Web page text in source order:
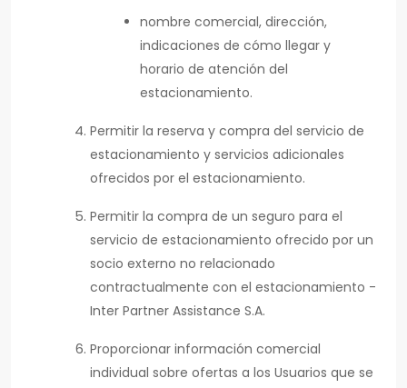
nombre comercial, dirección,
indicaciones de cómo llegar y
horario de atención del
estacionamiento.
Permitir la reserva y compra del servicio de
estacionamiento y servicios adicionales
ofrecidos por el estacionamiento.
Permitir la compra de un seguro para el
servicio de estacionamiento ofrecido por un
socio externo no relacionado
contractualmente con el estacionamiento -
Inter Partner Assistance S.A.
Proporcionar información comercial
individual sobre ofertas a los Usuarios que se